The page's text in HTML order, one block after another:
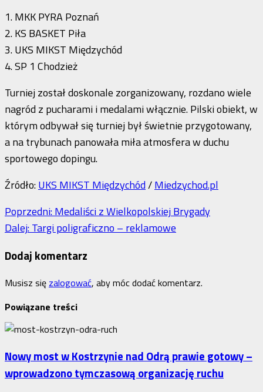
1. MKK PYRA Poznań
2. KS BASKET Piła
3. UKS MIKST Międzychód
4. SP 1 Chodzież
Turniej został doskonale zorganizowany, rozdano wiele
nagród z pucharami i medalami włącznie. Pilski obiekt, w
którym odbywał się turniej był świetnie przygotowany,
a na trybunach panowała miła atmosfera w duchu
sportowego dopingu.
Źródło:UKS MIKST Międzychód/Miedzychod.pl
Zobacz
wpisy
Poprzedni:Medaliści z Wielkopolskiej Brygady
Dalej:Targi poligraficzno – reklamowe
Dodaj komentarz
Musisz się zalogować, aby móc dodać komentarz.
Powiązane treści
Nowy most w Kostrzynie nad Odrą prawie gotowy –
wprowadzono tymczasową organizację ruchu